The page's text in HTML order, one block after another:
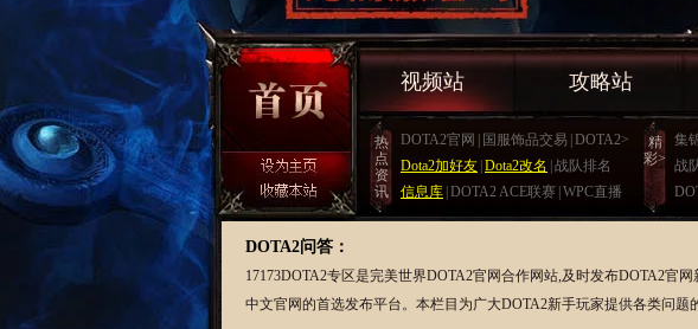
视频站 攻略站
热
点
资
讯
DOTA2官网 国服饰品交易 DOTA2>
Dota2加好友 Dota2改名 战队排名
信息库 DOTA2 ACE联赛 WPC直播
精
彩>
集
战
DOTA2问答：
17173DOTA2专区是完美世界DOTA2官网合作网站,及时发布DOTA2官
中文官网的首选发布平台。本栏目为广大DOTA2新手玩家提供各类问题